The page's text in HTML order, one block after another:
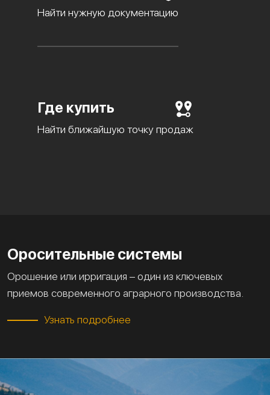
Найти нужную документацию
Где купить
Найти ближайшую точку продаж
Оросительные системы
Орошение или ирригация – один из ключевых
приемов современного аграрного производства.
Узнать подробнее